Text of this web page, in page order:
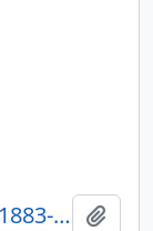
ACTAS ASAMBLEA NACIONAL 1883-1884